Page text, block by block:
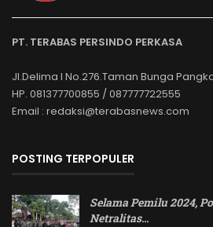
PT. TERABAS PERSINDO PERKASA
Jl.Delima I No.276.Taman Bunga
HP. 081377700855 / 087777722555
Email : redaksi@terabasnews.com
POSTING TERPOPULER
Selama Pemilu 2024,
Netralitas…